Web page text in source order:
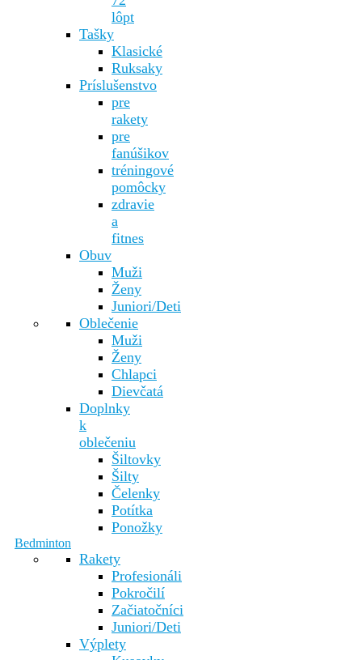
lôpt
Tašky
Klasické
Ruksaky
Príslušenstvo
pre
rakety
pre
fanúšikov
tréningové
pomôcky
zdravie
a
fitnes
Obuv
Muži
Ženy
Juniori/Deti
Oblečenie
Muži
Ženy
Chlapci
Dievčatá
Doplnky
k
oblečeniu
Šiltovky
Šilty
Čelenky
Potítka
Ponožky
Bedminton
Rakety
Profesionáli
Pokročilí
Začiatočníci
Juniori/Deti
Výplety